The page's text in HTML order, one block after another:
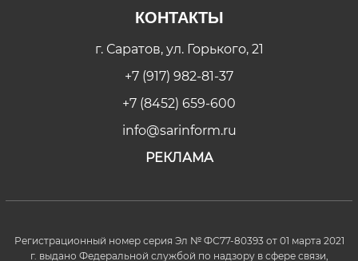
КОНТАКТЫ
г. Саратов, ул. Горького, 21
+7 (917) 982-81-37
+7 (8452) 659-600
info@sarinform.ru
РЕКЛАМА
Регистрационный номер серия Эл № ФС77-80393 от 01 марта 2021
г. выдано Федеральной службой по надзору в сфере связи,